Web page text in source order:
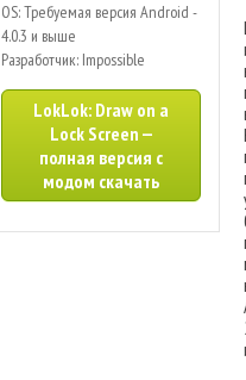
OS: Требуемая версия Android -
4.0.3 и выше
Разработчик: Impossible
LokLok: Draw on a
Lock Screen —
полная версия с
модом скачать